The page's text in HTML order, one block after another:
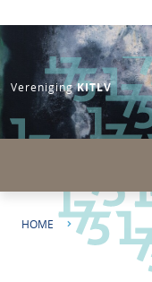
VerenigingKITLV
HOME
PODCAST | 'INDIAN